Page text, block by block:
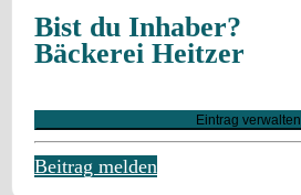
Bist du Inhaber?
Bäckerei Heitzer
Eintrag verwalten
Beitrag melden